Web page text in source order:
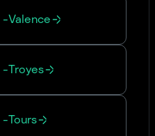
-Valence
-Troyes
-Tours